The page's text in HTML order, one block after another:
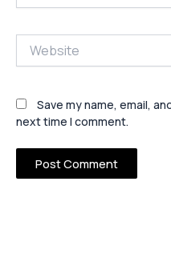
Save my name, email,
next time I comment.